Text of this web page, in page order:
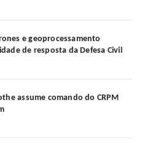
e geoprocessamento
de resposta da Defesa Civil
assume comando do CRPM